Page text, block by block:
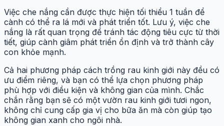
Việc che nắng cần được thực hiện tối thiểu 1 tuần để
cành có thể ra lá mới và phát triển tốt. Lưu ý, việc che
nắng là rất quan trọng để tránh tác động tiêu cực từ thời
tiết, giúp cành giâm phát triển ổn định và trở thành cây
con khỏe mạnh.
Cả hai phương pháp cách trồng rau kinh giới này đều có
ưu điểm riêng, và bạn có thể lựa chọn phương pháp
phù hợp với điều kiện và không gian của mình. Chắc
chắn rằng bạn sẽ có một vườn rau kinh giới tươi ngon,
không chỉ cung cấp gia vị cho bữa ăn mà còn giúp tạo
không gian xanh cho ngôi nhà.